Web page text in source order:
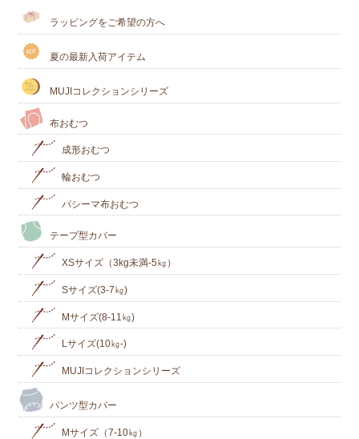
ラッピングをご希望の方へ
夏の最新入荷アイテム
MUJIコレクションシリーズ
布おむつ
成形おむつ
輪おむつ
パシーマ布おむつ
テープ型カバー
XSサイズ（3kg未満-5㎏）
Sサイズ(3-7㎏)
Mサイズ(8-11㎏)
Lサイズ(10㎏‐)
MUJIコレクションシリーズ
パンツ型カバー
Mサイズ（7-10㎏）